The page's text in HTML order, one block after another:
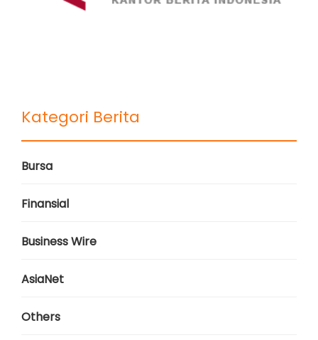
Kategori Berita
Bursa
Finansial
Business Wire
AsiaNet
Others